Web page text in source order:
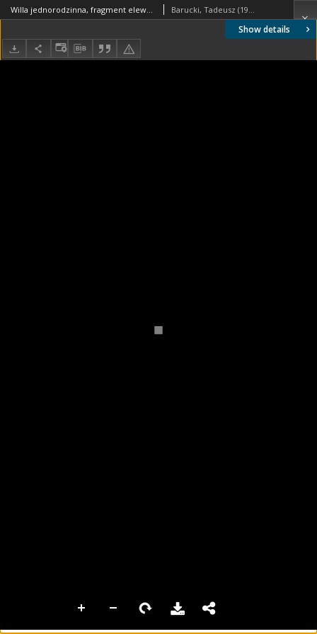
Show details
Willa jednorodzinna, fragment elewacji tylnej, Amsterdam, Niderlandy Barucki, Tadeusz (1922- ). Fotograf